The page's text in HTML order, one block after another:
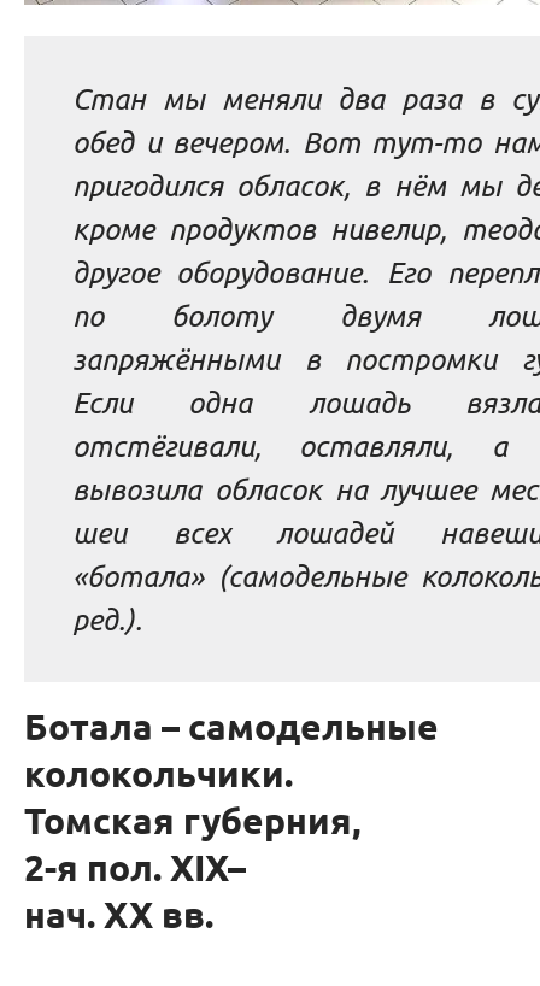
Стан мы меняли два раза в
обед и вечером. Вот тут-то
пригодился обласок, в нём мы
кроме продуктов нивелир,
другое оборудование. Его
по болоту двумя
запряжёнными в постромки
Если одна лошадь
отстёгивали, оставляли, а
вывозила обласок на лучшее
шеи всех лошадей
«ботала»(самодельные
ред.).
Ботала – самодельные
колокольчики.
Томская губерния,
2-я пол. ХIХ–
нач. ХХ вв.